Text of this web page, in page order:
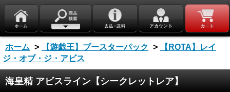
ホーム > 【遊戯王】ブースターパック >
【ROTA】レイ
ジ・オブ・ジ・アビス
海皇精 アビスライン【シークレットレア】